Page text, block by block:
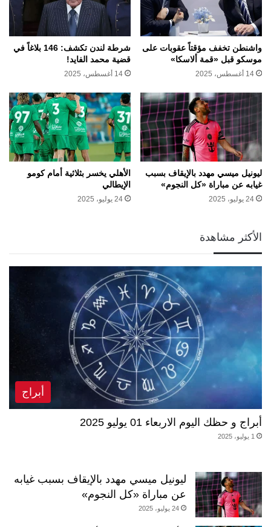
واشنطن تخفف مؤقتاً عقوبات على
موسكو قبل «قمة ألاسكا»
14 أغسطس، 2025
شرطة لندن تكشف: 146 بلاغاً في
قضية محمد الفايد!
14 أغسطس، 2025
ليونيل ميسي مهدد بالإيقاف بسبب
غيابه عن مباراة «كل النجوم»
24 يوليو، 2025
الأهلي يخسر بثلاثية أمام كومو
الإيطالي
24 يوليو، 2025
الأكثر مشاهدة
أبراج
أبراج و حظك اليوم الاربعاء 01 يوليو 2025
1 يوليو، 2025
ليونيل ميسي مهدد بالإيقاف بسبب غيابه
عن مباراة «كل النجوم»
24 يوليو، 2025